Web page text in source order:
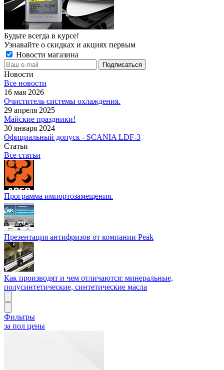
Будьте всегда в курсе!
Узнавайте о скидках и акциях первым
Новости магазина
Новости
Все новости
16 мая 2026
Очиститель системы охлаждения.
29 апреля 2025
Майские праздники!
30 января 2024
Официальный допуск - SCANIA LDF-3
Статьи
Все статьи
Программа импортозамещения.
Презентация антифризов от компании Peak
Как производят и чем отличаются: минеральные,
полусинтетические, синтетические масла
Фильтры
за пол цены